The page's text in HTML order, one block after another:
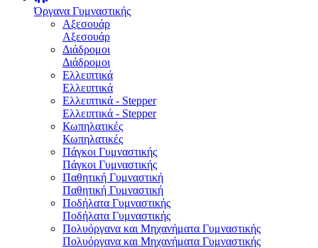
Όργανα Γυμναστικής
Αξεσουάρ
Αξεσουάρ
Διάδρομοι
Διάδρομοι
Ελλειπτικά
Ελλειπτικά
Ελλειπτικά - Stepper
Ελλειπτικά - Stepper
Κωπηλατικές
Κωπηλατικές
Πάγκοι Γυμναστικής
Πάγκοι Γυμναστικής
Παθητική Γυμναστική
Παθητική Γυμναστική
Ποδήλατα Γυμναστικής
Ποδήλατα Γυμναστικής
Πολυόργανα και Μηχανήματα Γυμναστικής
Πολυόργανα και Μηχανήματα Γυμναστικής